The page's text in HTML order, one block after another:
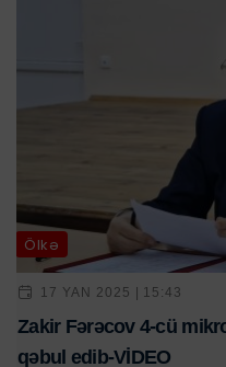
Ölkə
17 YAN 2025 | 15:43
Zakir Fərəcov 4-cü
qəbul edib-VİDEO